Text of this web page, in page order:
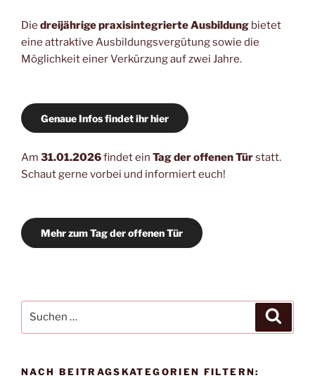
Die dreijährige praxisintegrierte Ausbildung bietet
eine attraktive Ausbildungsvergütung sowie die
Möglichkeit einer Verkürzung auf zwei Jahre.
Genaue Infos findet ihr hier
Am 31.01.2026findet ein Tag der offenen Türstatt.
Schaut gerne vorbei und informiert euch!
Mehr zum Tag der offenen Tür
nach:
NACH BEITRAGSKATEGORIEN FILTERN: